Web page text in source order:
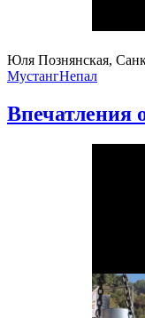
Юля Познянская,
МустангНепал
Впечатления